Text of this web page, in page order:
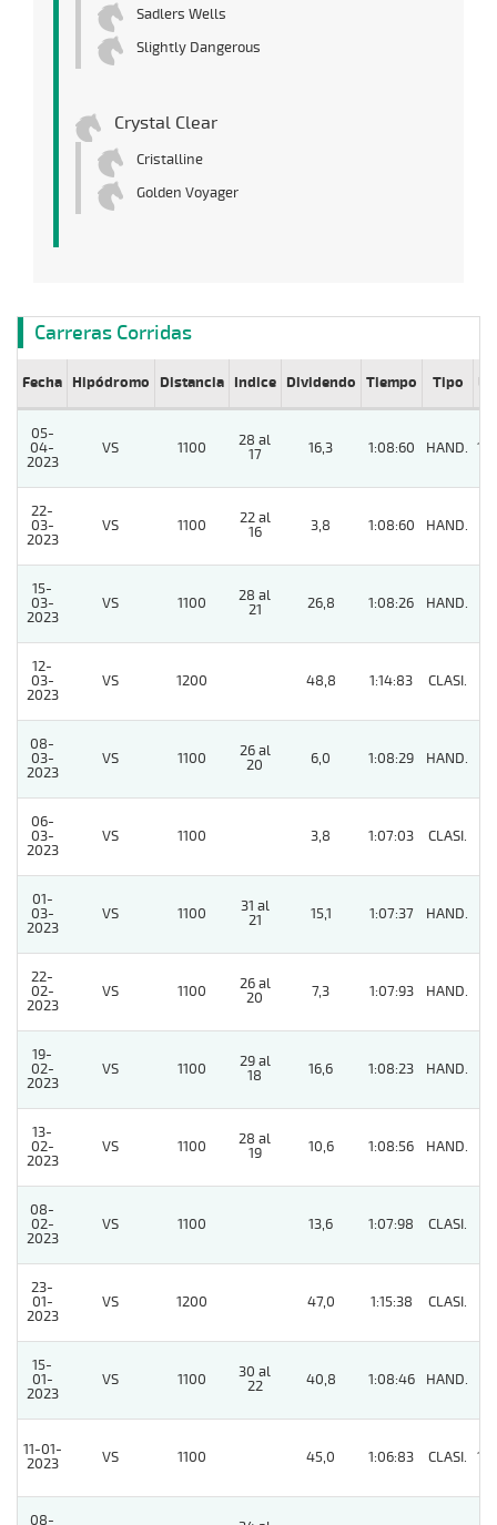
Sadlers Wells
Slightly Dangerous
Crystal Clear
Cristalline
Golden Voyager
Carreras Corridas
Fecha Hipódromo Distancia Indice Dividendo Tiempo Tipo Lº
05-
04-
2023
VS 1100
28 al
17
16,3 1:08:60 HAND. 10
22-
03-
2023
VS 1100
22 al
16
3,8 1:08:60 HAND.
15-
03-
2023
VS 1100
28 al
21
26,8 1:08:26 HAND.
12-
03-
2023
VS 1200 48,8 1:14:83 CLASI.
08-
03-
2023
VS 1100
26 al
20
6,0 1:08:29 HAND.
06-
03-
2023
VS 1100 3,8 1:07:03 CLASI.
01-
03-
2023
VS 1100
31 al
21
15,1 1:07:37 HAND.
22-
02-
2023
VS 1100
26 al
20
7,3 1:07:93 HAND.
19-
02-
2023
VS 1100
29 al
18
16,6 1:08:23 HAND.
13-
02-
2023
VS 1100
28 al
19
10,6 1:08:56 HAND.
08-
02-
2023
VS 1100 13,6 1:07:98 CLASI.
23-
01-
2023
VS 1200 47,0 1:15:38 CLASI.
15-
01-
2023
VS 1100
30 al
22
40,8 1:08:46 HAND.
11-01-
2023
VS 1100 45,0 1:06:83 CLASI. 10
08-